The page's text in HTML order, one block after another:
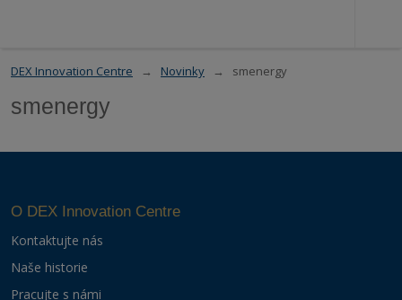
DEX Innovation Centre Novinky smenergy
smenergy
O DEX Innovation Centre
Kontaktujte nás
Naše historie
Pracujte s námi